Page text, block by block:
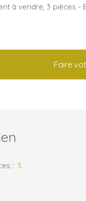
à vendre, 3 pièces -
Faire
: 3